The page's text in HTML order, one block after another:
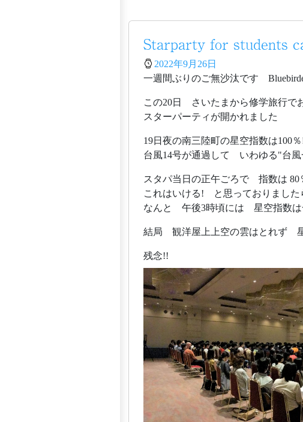
Starparty for students
2022年9月26日
一週間ぶりのご無沙汰です
この20日 さいたまから修学旅行で
スターパーティが開かれました
19日夜の南三陸町の星空指数は100
台風14号が通過して いわゆる"台風
スタパ当日の正午ごろで 指数は 80
これはいける! と思っておりました
なんと 午後3時頃には 星空指数は
結局 観洋屋上上空の雲はとれず
残念!!